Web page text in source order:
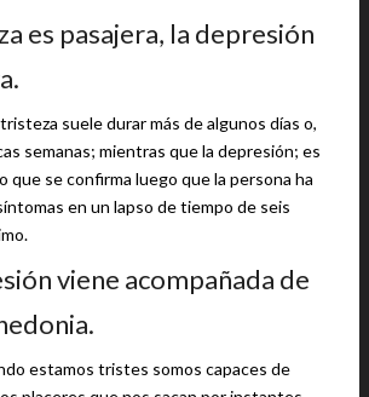
es pasajera, la depresión
suele durar más de algunos días o,
semanas; mientras que la depresión; es
que se confirma luego que la persona ha
en un lapso de tiempo de seis
viene acompañada de
estamos tristes somos capaces de